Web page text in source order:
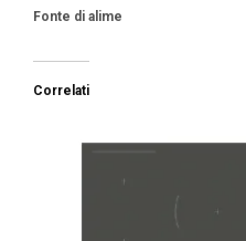
Fonte di alime
Correlati